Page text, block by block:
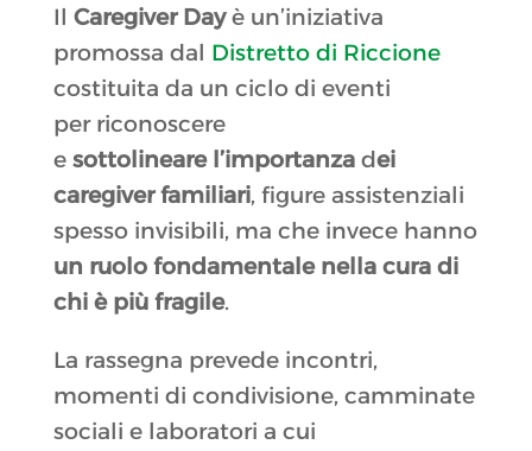
Il Caregiver Dayè un’iniziativa
promossa dal Distretto di Riccione
costituita da un ciclo di eventi
per riconoscere
e sottolineare l’importanzadei
caregiver familiari, figure assistenziali
spesso invisibili, ma che invece hanno
un ruolo fondamentale nella cura di
chi è più fragile.
La rassegna prevede incontri,
momenti di condivisione, camminate
sociali e laboratori a cui